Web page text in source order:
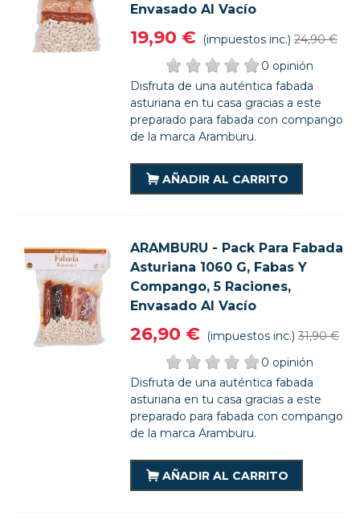
Envasado Al Vacío
19,90 € (impuestos inc.) 24,90 €
0 opinión
Disfruta de una auténtica fabada
asturiana en tu casa gracias a este
preparado para fabada con compango
de la marca Aramburu.
AÑADIR AL CARRITO
ARAMBURU - Pack Para Fabada
Asturiana 1060 G, Fabas Y
Compango, 5 Raciones,
Envasado Al Vacío
26,90 € (impuestos inc.) 31,90 €
0 opinión
Disfruta de una auténtica fabada
asturiana en tu casa gracias a este
preparado para fabada con compango
de la marca Aramburu.
AÑADIR AL CARRITO